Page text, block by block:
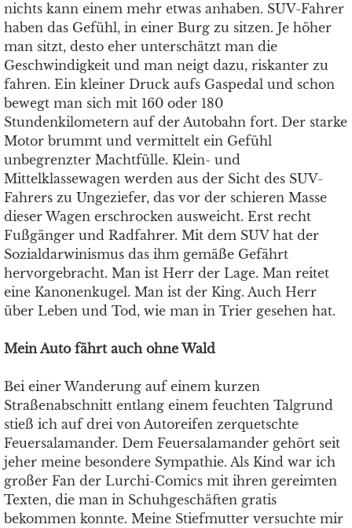
nichts kann einem mehr etwas anhaben. SUV-Fahrer
haben das Gefühl, in einer Burg zu sitzen. Je höher
man sitzt, desto eher unterschätzt man die
Geschwindigkeit und man neigt dazu, riskanter zu
fahren. Ein kleiner Druck aufs Gaspedal und schon
bewegt man sich mit 160 oder 180
Stundenkilometern auf der Autobahn fort. Der starke
Motor brummt und vermittelt ein Gefühl
unbegrenzter Machtfülle. Klein- und
Mittelklassewagen werden aus der Sicht des SUV-
Fahrers zu Ungeziefer, das vor der schieren Masse
dieser Wagen erschrocken ausweicht. Erst recht
Fußgänger und Radfahrer. Mit dem SUV hat der
Sozialdarwinismus das ihm gemäße Gefährt
hervorgebracht. Man ist Herr der Lage. Man reitet
eine Kanonenkugel. Man ist der King. Auch Herr
über Leben und Tod, wie man in Trier gesehen hat.
Mein Auto fährt auch ohne Wald
Bei einer Wanderung auf einem kurzen
Straßenabschnitt entlang einem feuchten Talgrund
stieß ich auf drei von Autoreifen zerquetschte
Feuersalamander. Dem Feuersalamander gehört seit
jeher meine besondere Sympathie. Als Kind war ich
großer Fan der Lurchi-Comics mit ihren gereimten
Texten, die man in Schuhgeschäften gratis
bekommen konnte. Meine Stiefmutter versuchte mir